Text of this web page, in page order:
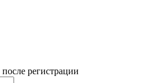
регистрации